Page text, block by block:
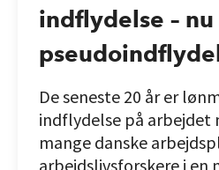
indflydelse –
De seneste 20 år er
indflydelse på arbejdet
mange danske
arbejdslivsforskere i en